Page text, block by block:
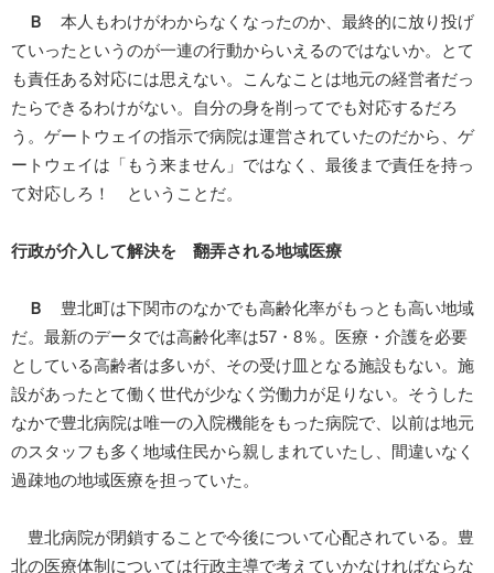
Ｂ
本人もわけがわからなくなったのか、最終的に放り投げ
ていったというのが一連の行動からいえるのではないか。とて
も責任ある対応には思えない。こんなことは地元の経営者だっ
たらできるわけがない。自分の身を削ってでも対応するだろ
う。ゲートウェイの指示で病院は運営されていたのだから、ゲ
ートウェイは「もう来ません」ではなく、最後まで責任を持っ
て対応しろ！ ということだ。
行政が介入して解決を 翻弄される地域医療
Ｂ
豊北町は下関市のなかでも高齢化率がもっとも高い地域
だ。最新のデータでは高齢化率は57・8％。医療・介護を必要
としている高齢者は多いが、その受け皿となる施設もない。施
設があったとて働く世代が少なく労働力が足りない。そうした
なかで豊北病院は唯一の入院機能をもった病院で、以前は地元
のスタッフも多く地域住民から親しまれていたし、間違いなく
過疎地の地域医療を担っていた。
豊北病院が閉鎖することで今後について心配されている。豊
北の医療体制については行政主導で考えていかなければならな